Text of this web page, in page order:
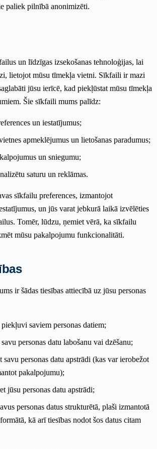
paliek pilnībā anonimizēti.
un līdzīgas izsekošanas tehnoloģijas, lai
lietojot mūsu tīmekļa vietni. Sīkfaili ir mazi
jūsu ierīcē, kad piekļūstat mūsu tīmekļa
Šie sīkfaili mums palīdz:
un iestatījumus;
apmeklējumus un lietošanas paradumus;
un sniegumu;
saturu un reklāmas.
sīkfailu preferences, izmantojot
un jūs varat jebkurā laikā izvēlēties
Tomēr, lūdzu, ņemiet vērā, ka sīkfailu
mūsu pakalpojumu funkcionalitāti.
ir šādas tiesības attiecībā uz jūsu personas
saviem personas datiem;
personas datu labošanu vai dzēšanu;
savu personas datu apstrādi (kas var ierobežot
pakalpojumu);
jūsu personas datu apstrādi;
personas datus strukturētā, plaši izmantotā
kā arī tiesības nodot šos datus citam